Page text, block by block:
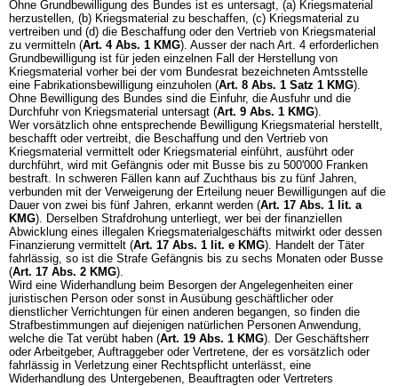
Ohne Grundbewilligung des Bundes ist es untersagt, (a) Kriegsmaterial
herzustellen, (b) Kriegsmaterial zu beschaffen, (c) Kriegsmaterial zu
vertreiben und (d) die Beschaffung oder den Vertrieb von Kriegsmaterial
zu vermitteln (Art. 4 Abs. 1 KMG). Ausser der nach Art. 4 erforderlichen
Grundbewilligung ist für jeden einzelnen Fall der Herstellung von
Kriegsmaterial vorher bei der vom Bundesrat bezeichneten Amtsstelle
eine Fabrikationsbewilligung einzuholen (Art. 8 Abs. 1 Satz 1 KMG).
Ohne Bewilligung des Bundes sind die Einfuhr, die Ausfuhr und die
Durchfuhr von Kriegsmaterial untersagt (Art. 9 Abs. 1 KMG).
Wer vorsätzlich ohne entsprechende Bewilligung Kriegsmaterial herstellt,
beschafft oder vertreibt, die Beschaffung und den Vertrieb von
Kriegsmaterial vermittelt oder Kriegsmaterial einführt, ausführt oder
durchführt, wird mit Gefängnis oder mit Busse bis zu 500'000 Franken
bestraft. In schweren Fällen kann auf Zuchthaus bis zu fünf Jahren,
verbunden mit der Verweigerung der Erteilung neuer Bewilligungen auf die
Dauer von zwei bis fünf Jahren, erkannt werden (Art. 17 Abs. 1 lit. a
KMG). Derselben Strafdrohung unterliegt, wer bei der finanziellen
Abwicklung eines illegalen Kriegsmaterialgeschäfts mitwirkt oder dessen
Finanzierung vermittelt (Art. 17 Abs. 1 lit. e KMG). Handelt der Täter
fahrlässig, so ist die Strafe Gefängnis bis zu sechs Monaten oder Busse
(Art. 17 Abs. 2 KMG).
Wird eine Widerhandlung beim Besorgen der Angelegenheiten einer
juristischen Person oder sonst in Ausübung geschäftlicher oder
dienstlicher Verrichtungen für einen anderen begangen, so finden die
Strafbestimmungen auf diejenigen natürlichen Personen Anwendung,
welche die Tat verübt haben (Art. 19 Abs. 1 KMG). Der Geschäftsherr
oder Arbeitgeber, Auftraggeber oder Vertretene, der es vorsätzlich oder
fahrlässig in Verletzung einer Rechtspflicht unterlässt, eine
Widerhandlung des Untergebenen, Beauftragten oder Vertreters